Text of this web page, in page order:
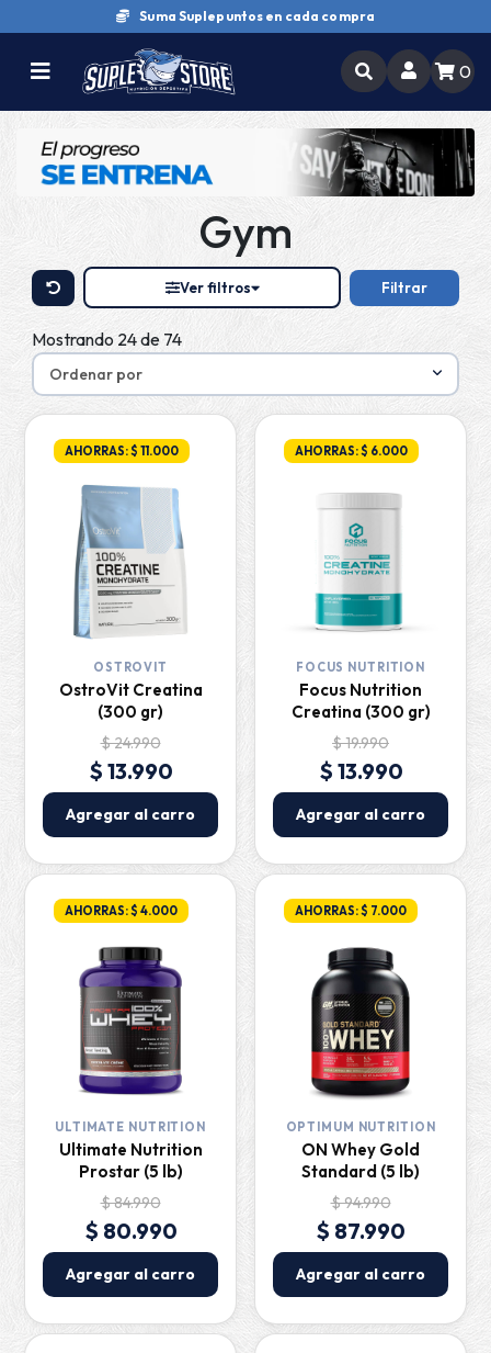
Suma Suplepuntos en cada compra
0
Gym
Ver filtros Filtrar
Mostrando 24 de 74
AHORRAS: $ 11.000
OSTROVIT
OstroVit Creatina
(300 gr)
$ 24.990
$ 13.990
Agregar al carro
AHORRAS: $ 6.000
FOCUS NUTRITION
Focus Nutrition
Creatina (300 gr)
$ 19.990
$ 13.990
Agregar al carro
AHORRAS: $ 4.000
ULTIMATE NUTRITION
Ultimate Nutrition
Prostar (5 lb)
$ 84.990
$ 80.990
Agregar al carro
AHORRAS: $ 7.000
OPTIMUM NUTRITION
ON Whey Gold
Standard (5 lb)
$ 94.990
$ 87.990
Agregar al carro